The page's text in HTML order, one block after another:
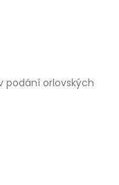
podání orlovských